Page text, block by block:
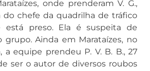
onde prenderam V. G.,
do chefe da quadrilha de tráfico
está preso. Ela é suspeita de
grupo. Ainda em Marataízes, no
a equipe prendeu P. V. B. B., 27
ser o autor de diversos roubos